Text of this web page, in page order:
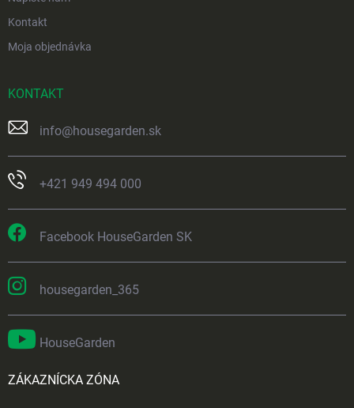
Kontakt
Moja objednávka
KONTAKT
info@housegarden.sk
+421 949 494 000
Facebook HouseGarden SK
housegarden_365
HouseGarden
ZÁKAZNÍCKA ZÓNA